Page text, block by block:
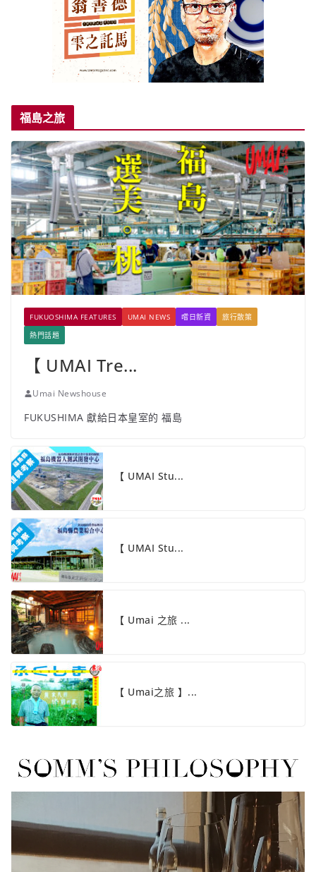
福島之旅
FUKUOSHIMA FEATURES UMAI NEWS 嚐日新資
旅行散策
熱門話題
【 UMAI Tre...
Umai Newshouse
FUKUSHIMA 獻給日本皇室的 福島
【 UMAI Stu...
【 UMAI Stu...
【 Umai 之旅 ...
【 Umai之旅 】...